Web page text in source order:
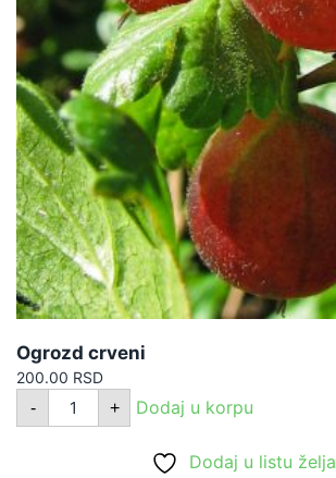
Ogrozd crveni
200.00 RSD
-
Ogrozd
crveni
količina
+ Dodaj u korpu
Dodaj u listu želja